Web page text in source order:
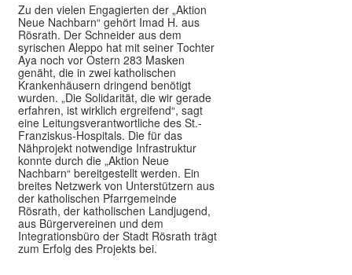
Zu den vielen Engagierten der „Aktion
Neue Nachbarn“ gehört Imad H. aus
Rösrath. Der Schneider aus dem
syrischen Aleppo hat mit seiner Tochter
Aya noch vor Ostern 283 Masken
genäht, die in zwei katholischen
Krankenhäusern dringend benötigt
wurden. „Die Solidarität, die wir gerade
erfahren, ist wirklich ergreifend“, sagt
eine Leitungsverantwortliche des St.-
Franziskus-Hospitals. Die für das
Nähprojekt notwendige Infrastruktur
konnte durch die „Aktion Neue
Nachbarn“ bereitgestellt werden. Ein
breites Netzwerk von Unterstützern aus
der katholischen Pfarrgemeinde
Rösrath, der katholischen Landjugend,
aus Bürgervereinen und dem
Integrationsbüro der Stadt Rösrath trägt
zum Erfolg des Projekts bei.